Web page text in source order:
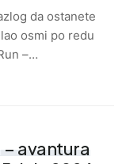
da ostanete
osmi po redu
–…
– avantura